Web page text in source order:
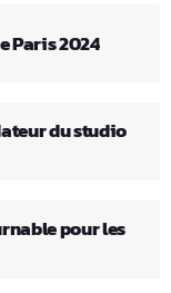
Paris 2024
du studio
pour les